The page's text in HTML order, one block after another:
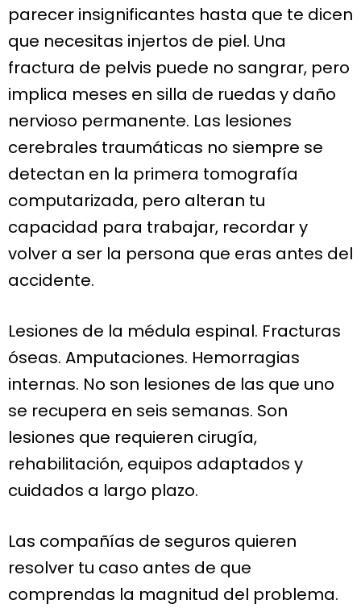
parecer insignificantes hasta que te dicen
que necesitas injertos de piel. Una
fractura de pelvis puede no sangrar, pero
implica meses en silla de ruedas y daño
nervioso permanente. Las lesiones
cerebrales traumáticas no siempre se
detectan en la primera tomografía
computarizada, pero alteran tu
capacidad para trabajar, recordar y
volver a ser la persona que eras antes del
accidente.
Lesiones de la médula espinal. Fracturas
óseas. Amputaciones. Hemorragias
internas. No son lesiones de las que uno
se recupera en seis semanas. Son
lesiones que requieren cirugía,
rehabilitación, equipos adaptados y
cuidados a largo plazo.
Las compañías de seguros quieren
resolver tu caso antes de que
comprendas la magnitud del problema.